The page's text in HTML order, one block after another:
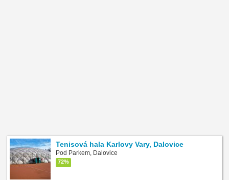
Tenisová hala Karlovy Vary, Dalovice
Pod Parkem, Dalovice
72%